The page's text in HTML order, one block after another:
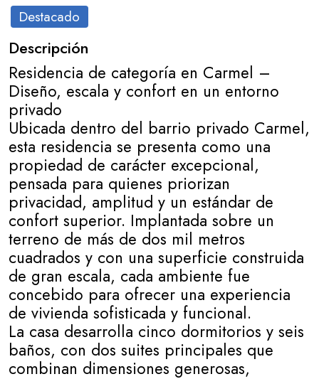
Destacado
Descripción
Residencia de categoría en Carmel –
Diseño, escala y confort en un entorno
privado
Ubicada dentro del barrio privado Carmel,
esta residencia se presenta como una
propiedad de carácter excepcional,
pensada para quienes priorizan
privacidad, amplitud y un estándar de
confort superior. Implantada sobre un
terreno de más de dos mil metros
cuadrados y con una superficie construida
de gran escala, cada ambiente fue
concebido para ofrecer una experiencia
de vivienda sofisticada y funcional.
La casa desarrolla cinco dormitorios y seis
baños, con dos suites principales que
combinan dimensiones generosas,